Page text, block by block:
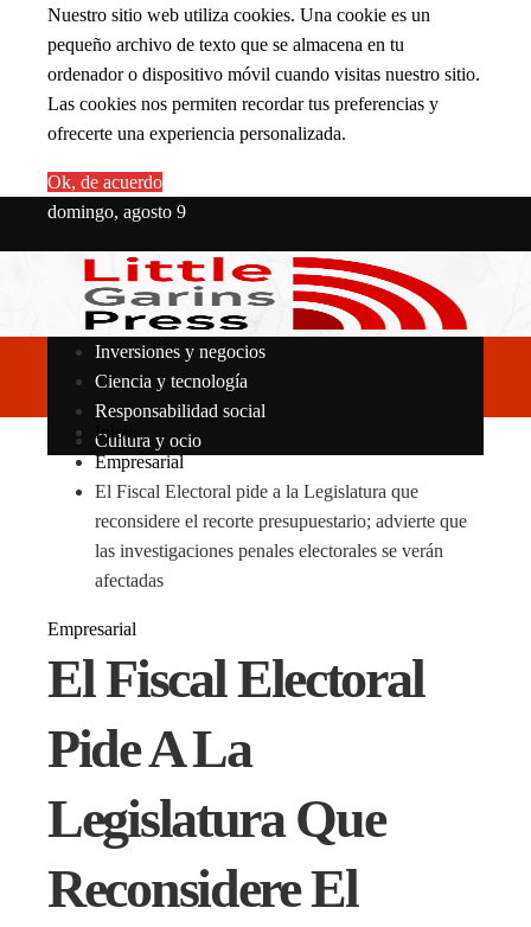
Nuestro sitio web utiliza cookies. Una cookie es un
pequeño archivo de texto que se almacena en tu
ordenador o dispositivo móvil cuando visitas nuestro sitio.
Las cookies nos permiten recordar tus preferencias y
ofrecerte una experiencia personalizada.
Ok, de acuerdo
domingo, agosto 9
Inversiones y negocios
Ciencia y tecnología
Responsabilidad social
Cultura y ocio
Inicio
Empresarial
El Fiscal Electoral pide a la Legislatura que
reconsidere el recorte presupuestario; advierte que
las investigaciones penales electorales se verán
afectadas
Empresarial
El Fiscal Electoral
Pide A La
Legislatura Que
Reconsidere El